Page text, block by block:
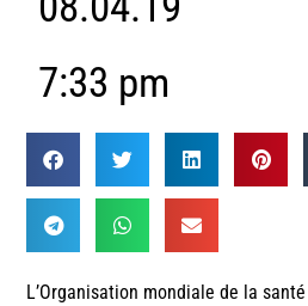
7:33 pm
L’Organisation mondiale de la